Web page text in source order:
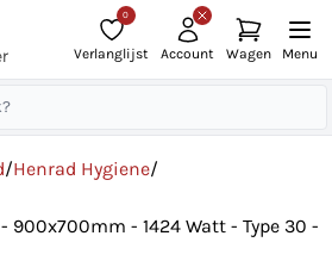
0
Verlanglijst Account Wagen Menu
/Henrad Hygiene/
900x700mm - 1424 Watt - Type 30 -